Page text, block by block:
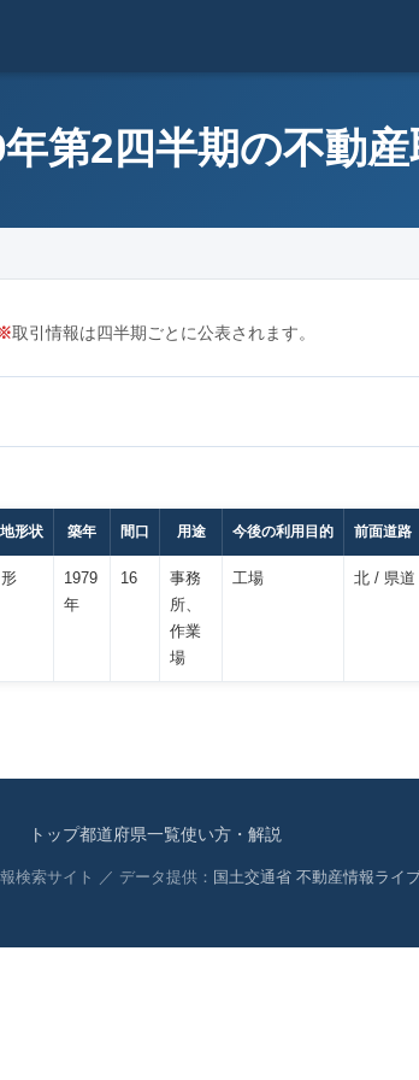
第2四半期の不動
取引情報は四半期ごとに公表されます。
形状 築年 間口 用途 今後の利用目的 前面道路
1979
年
16
事務
所、
作業
場
工場 北 / 県道
トップ都道府県一覧使い方・解説
検索サイト ／ データ提供： 国土交通省 不動産情報ライ